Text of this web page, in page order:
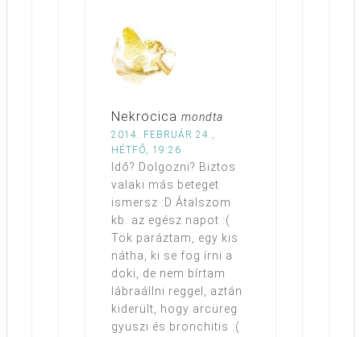
Nekrocica mondta
2014. FEBRUÁR 24.,
HÉTFŐ, 19:26
Idő? Dolgozni? Biztos
valaki más beteget
ismersz :D Átalszom
kb. az egész napot :(
Tök paráztam, egy kis
nátha, ki se fog írni a
doki, de nem bírtam
lábraállni reggel, aztán
kiderült, hogy arcüreg
gyuszi és bronchitis :(